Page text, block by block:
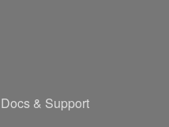
Docs & Support